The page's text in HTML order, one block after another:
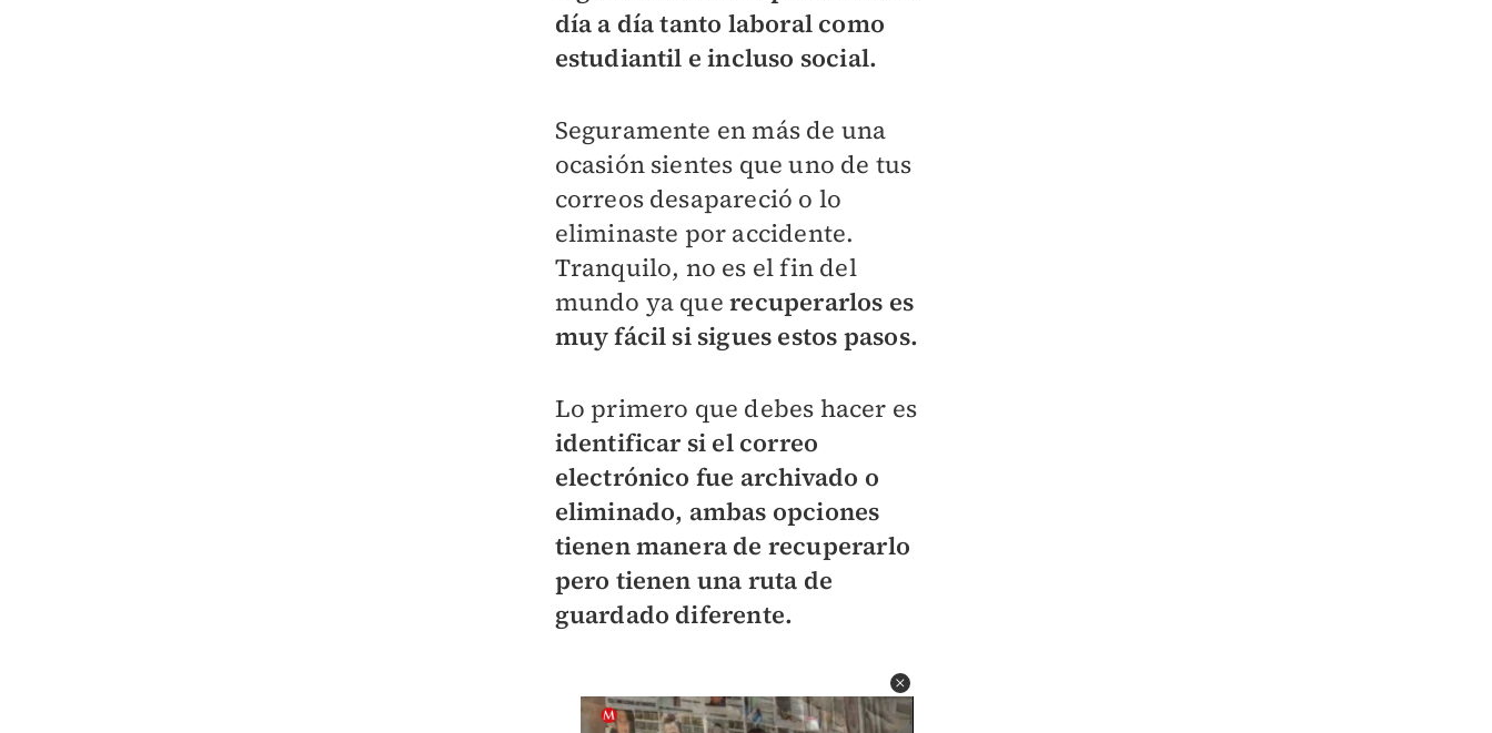
día a día tanto laboral como
estudiantil e incluso social.
Seguramente en más de una
ocasión sientes que uno de tus
correos desapareció o lo
eliminaste por accidente.
Tranquilo, no es el fin del
mundo ya querecuperarlos es
muy fácil si sigues estos pasos.
Lo primero que debes hacer es
identificar si el correo
electrónico fue archivado o
eliminado, ambas opciones
tienen manera de recuperarlo
pero tienen una ruta de
guardado diferente.